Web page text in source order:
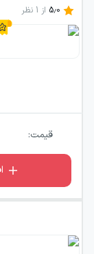
5.0 از 1 نظر
قیمت: